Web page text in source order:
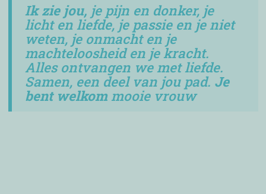
Ik zie jou, je pijn en donker, je
licht en liefde, je passie en je niet
weten, je onmacht en je
machteloosheid en je kracht.
Alles ontvangen we met liefde.
Samen, een deel van jou pad. Je
bent welkom mooie vrouw